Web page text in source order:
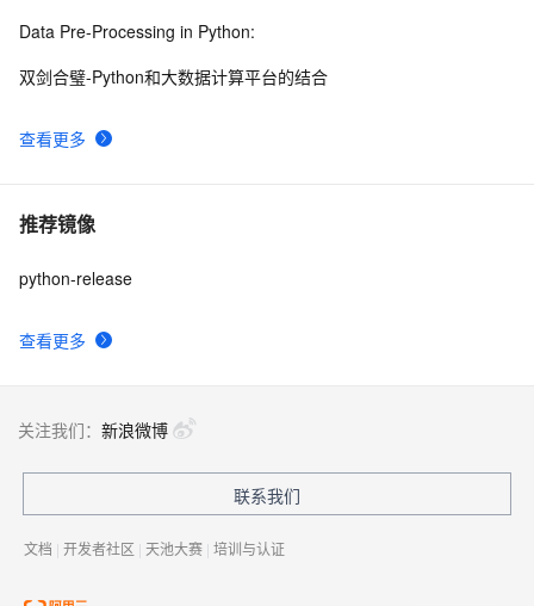
查看更多
Data Pre-Processing in Python:
双剑合璧-Python和大数据计算平台的结合
推荐镜像
查看更多
python-release
关注我们： 新浪微博
联系我们
文档 | 开发者社区 | 天池大赛 | 培训与认证